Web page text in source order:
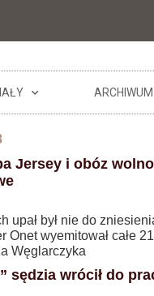
ARCHIWUM
Jersey i obóz
upał był nie do
Onet wyemitował całe
Węglarczyka
sędzia wrócił do